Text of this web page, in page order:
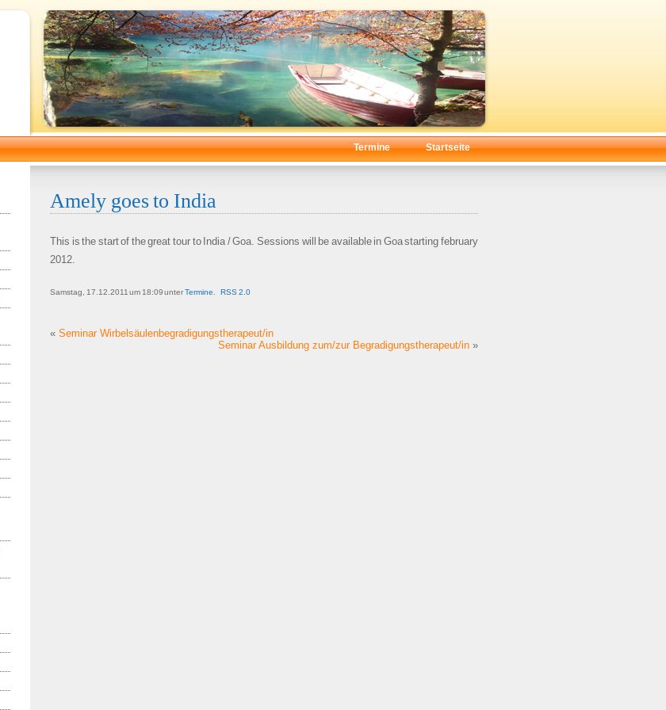
Startseite
Termine
Amely goes to India
This is the start of the great tour to India / Goa. Sessions will be available in Goa starting february
2012.
Samstag, 17.12.2011 um 18:09 unterTermine RSS 2.0
« Seminar Wirbelsäulen­begradigungs­therapeut/in
Seminar Ausbildung zum/zur Begradigungstherapeut/in »